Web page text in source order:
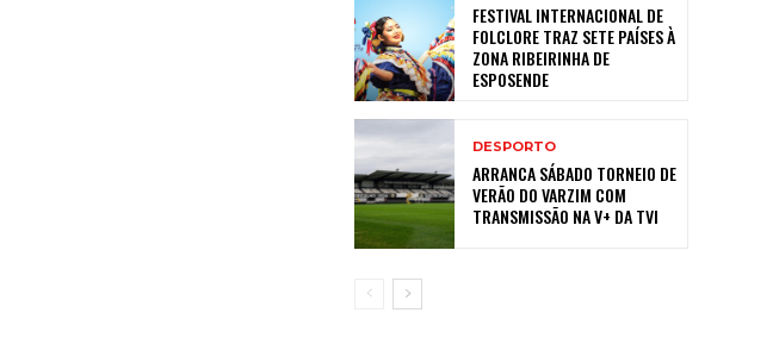
FESTIVAL INTERNACIONAL DE
FOLCLORE TRAZ SETE PAÍSES À
ZONA RIBEIRINHA DE
ESPOSENDE
DESPORTO
ARRANCA SÁBADO TORNEIO DE
VERÃO DO VARZIM COM
TRANSMISSÃO NA V+ DA TVI